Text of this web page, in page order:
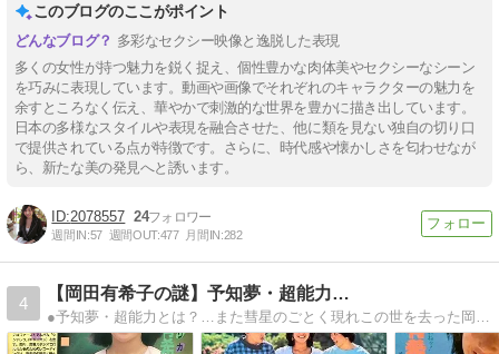
このブログのここがポイント
多彩なセクシー映像と逸脱した表現
多くの女性が持つ魅力を鋭く捉え、個性豊かな肉体美やセクシーなシーン
を巧みに表現しています。動画や画像でそれぞれのキャラクターの魅力を
余すところなく伝え、華やかで刺激的な世界を豊かに描き出しています。
日本の多様なスタイルや表現を融合させた、他に類を見ない独自の切り口
で提供されている点が特徴です。さらに、時代感や懐かしさを匂わせなが
ら、新たな美の発見へと誘います。
2078557 24
週間IN:57 週間OUT:477 月間IN:282
4
【岡田有希子の謎】予知夢・超能力…